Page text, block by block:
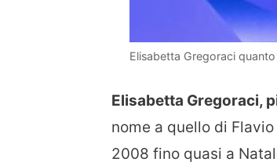
Elisabetta Gregoraci
Elisabetta Gregoraci,
nome a quello di
2008 fino quasi a